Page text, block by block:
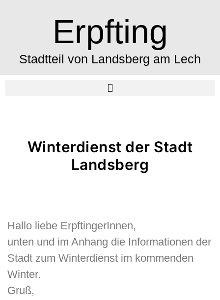
Erpfting
Stadtteil von Landsberg am Lech
Winterdienst der Stadt
Landsberg
Hallo liebe ErpftingerInnen,
unten und im Anhang die Informationen der
Stadt zum Winterdienst im kommenden
Winter.
Gruß,